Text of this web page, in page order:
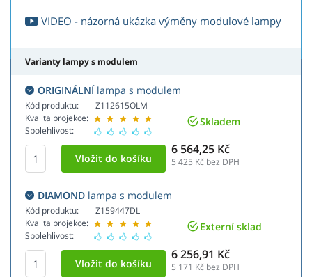
VIDEO - názorná ukázka výměny modulové lampy
Varianty lampy s modulem
ORIGINÁLNÍlampa s modulem
Kód produktu:
Kvalita projekce:
Spolehlivost:
Z112615OLM
Skladem
6 564,25 Kč
5 425 Kč bez DPH
DIAMOND lampa s modulem
Kód produktu:
Kvalita projekce:
Spolehlivost:
Z159447DL
Externí sklad
6 256,91 Kč
5 171 Kč bez DPH